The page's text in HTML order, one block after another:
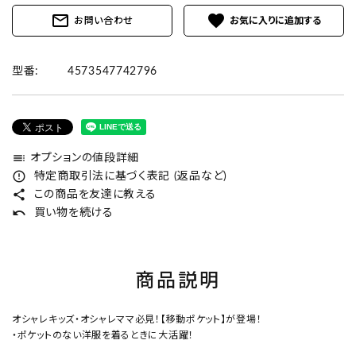
mail_outline お問い合わせ favorite
型番: 4573547742796
toc オプションの値段詳細
error_outline 特定商取引法に基づく表記 (返品など)
share この商品を友達に教える
undo 買い物を続ける
商品説明
オシャレキッズ・オシャレママ必見！【移動ポケット】が登場！
・ポケットのない洋服を着るときに大活躍！